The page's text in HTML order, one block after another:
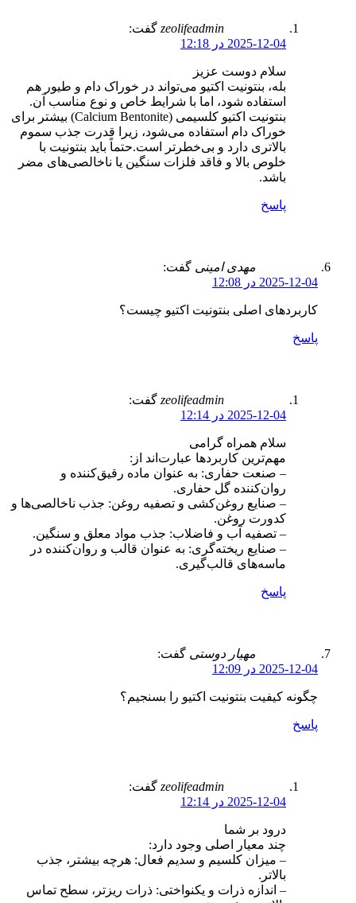
zeolifeadmin گفت:
2025-12-04 در 12:18
سلام دوست عزیز
بله، بنتونیت اکتیو می‌تواند در خوراک دام و طیور هم
استفاده شود، اما با شرایط خاص و نوع مناسب آن.
بنتونیت اکتیو کلسیمی (Calcium Bentonite) بیشتر برای
خوراک دام استفاده می‌شود، زیرا قدرت جذب سموم
بالاتری دارد و بی‌خطرتر است.حتماً باید بنتونیت با
خلوص بالا و فاقد فلزات سنگین یا ناخالصی‌های مضر
باشد.
پاسخ
مهدی امینی گفت:
2025-12-04 در 12:08
کاربردهای اصلی بنتونیت اکتیو چیست؟
پاسخ
zeolifeadmin گفت:
2025-12-04 در 12:14
سلام همراه گرامی
مهم‌ترین کاربردها عبارت‌اند از:
– صنعت حفاری: به عنوان ماده رقیق‌کننده و
روان‌کننده گل حفاری.
– صنایع روغن‌کشی و تصفیه روغن: جذب ناخالصی‌ها و
کدورت روغن.
– تصفیه آب و فاضلاب: جذب مواد معلق و سنگین.
– صنایع ریخته‌گری: به عنوان قالب و روان‌کننده در
ماسه‌های قالب‌گیری.
پاسخ
مهیار دوستی گفت:
2025-12-04 در 12:09
چگونه کیفیت بنتونیت اکتیو را بسنجیم؟
پاسخ
zeolifeadmin گفت:
2025-12-04 در 12:14
درود بر شما
چند معیار اصلی وجود دارد:
– میزان کلسیم و سدیم فعال: هرچه بیشتر، جذب
بالاتر.
– اندازه ذرات و یکنواختی: ذرات ریزتر، سطح تماس